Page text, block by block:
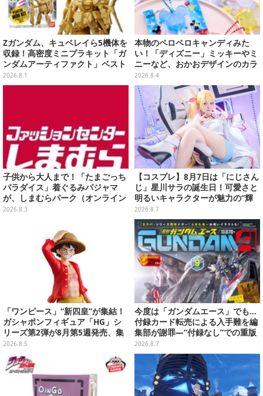
Zガンダム、キュベレイら5機体を
収録！高密度ミニプラキット「ガ
ンダムアーティファクト」ベスト
セレクションが10月発売
2026.8.1
本物のペロペロキャンディみた
い！「ディズニー」ミッキーやミ
ニーなど、おかおデザインのカラ
フルチャーム全10種が8月31日発
売
2026.8.4
子供から大人まで！「たまごっち
パラダイス」着ぐるみパジャマ
が、しまむらパーク（オンライン
ストア）にて受注生産
2026.8.3
【コスプレ】8月7日は「にじさん
じ」星川サラの誕生日！可愛さと
明るいキャラクターが魅力の“輝
く一番星”な美女レイヤーまとめ
【写真40枚】
2026.8.7
「ワンピース」“新四皇”が集結！
ガシャポンフィギュア「HG」シ
リーズ第2弾が8月第5週発売、集
めて並べたくなるクオリティ
2026.8.5
今度は「ガンダムエース」でも…
付録カード転売による入手難を編
集部が謝罪―“付録なし”での重版
対応を進行中
2026.8.7